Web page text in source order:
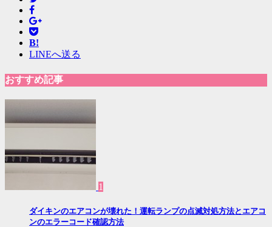
B!
LINEへ送る
おすすめ記事
1
ダイキンのエアコンが壊れた！運転ランプの点滅対処方法とエアコ
ンのエラーコード確認方法